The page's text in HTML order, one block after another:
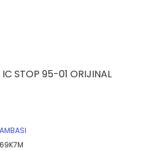
IC STOP 95-01 ORIJINAL